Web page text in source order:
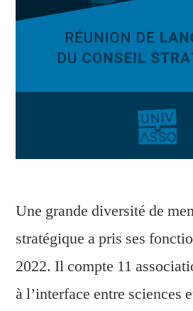
Une grande diversité de
stratégique a pris ses
2022. Il compte 11
à l’interface entre sciences